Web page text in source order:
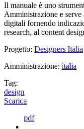
Il manuale è uno
Amministrazione e
digitali fornendo
research, al content
Progetto: Designers Italia
Amministrazione: italia
Tag:
design
Scarica
pdf